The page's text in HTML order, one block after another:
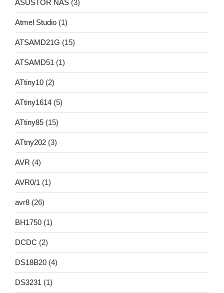
ASUSTOR NAS (3)
Atmel Studio (1)
ATSAMD21G (15)
ATSAMD51 (1)
ATtiny10 (2)
ATtiny1614 (5)
ATtiny85 (15)
ATtny202 (3)
AVR (4)
AVR0/1 (1)
avr8 (26)
BH1750 (1)
DCDC (2)
DS18B20 (4)
DS3231 (1)